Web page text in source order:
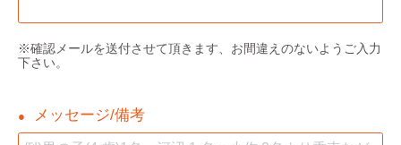
※確認メールを送付させて頂きます、お間違えのないようご入力
下さい。
● メッセージ/備考